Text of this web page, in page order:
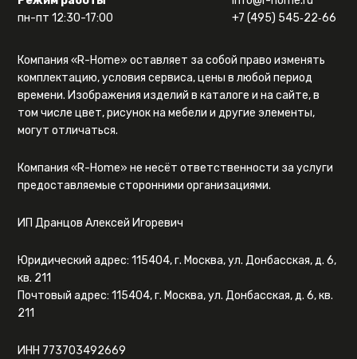
пн-пт 12:30-17:00
+7 (495) 545‑22‑66
Компания «R-Home» оставляет за собой право изменять
комплектацию, условия сервиса, цены в любой период
времени. Изображения изделий в каталоге и на сайте, в
том числе цвет, рисунок на мебели и другие элементы,
могут отличаться.
Компания «R-Home» не несёт ответственности за услуги
предоставляемые сторонними организациями.
ИП Дранцов Алексей Игоревич
Юридический адрес: 115404, г. Москва, ул. Донбасская, д. 6,
кв. 211
Почтовый адрес: 115404, г. Москва, ул. Донбасская, д. 6, кв.
211
ИНН 773703492669